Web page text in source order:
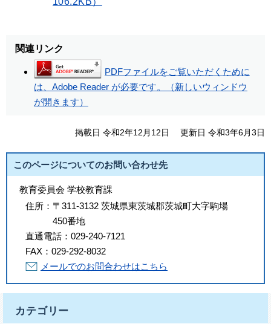
関連リンク
PDFファイルをご覧いただくために
は、Adobe Reader が必要です。（新しいウィンドウ
が開きます）
掲載日 令和2年12月12日 更新日 令和3年6月3日
このページについてのお問い合わせ先
教育委員会 学校教育課
住所： 〒311-3132 茨城県東茨城郡茨城町大字駒場
450番地
直通電話： 029-240-7121
FAX： 029-292-8032
メールでのお問合わせはこちら
カテゴリー